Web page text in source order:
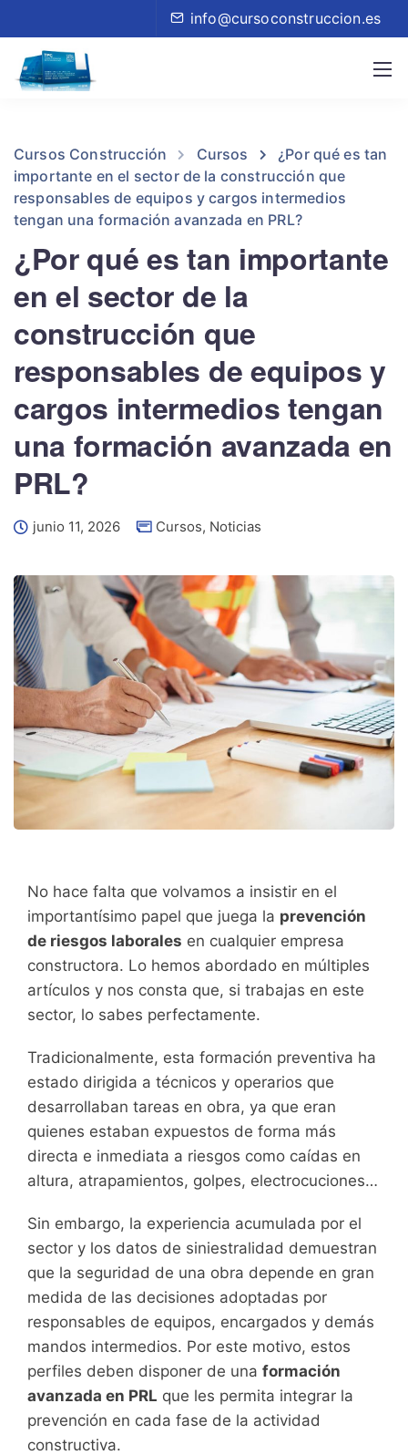
info@cursoconstruccion.es
Cursos Construcción Cursos
¿Por qué es tan
importante en el sector de la construcción que
responsables de equipos y cargos intermedios
tengan una formación avanzada en PRL?
¿Por qué es tan importante
en el sector de la
construcción que
responsables de equipos y
cargos intermedios tengan
una formación avanzada en
PRL?
junio 11, 2026 Cursos, Noticias
No hace falta que volvamos a insistir en el
importantísimo papel que juega la prevención
de riesgos laborales en cualquier empresa
constructora. Lo hemos abordado en múltiples
artículos y nos consta que, si trabajas en este
sector, lo sabes perfectamente.
Tradicionalmente, esta formación preventiva ha
estado dirigida a técnicos y operarios que
desarrollaban tareas en obra, ya que eran
quienes estaban expuestos de forma más
directa e inmediata a riesgos como caídas en
altura, atrapamientos, golpes, electrocuciones…
Sin embargo, la experiencia acumulada por el
sector y los datos de siniestralidad demuestran
que la seguridad de una obra depende en gran
medida de las decisiones adoptadas por
responsables de equipos, encargados y demás
mandos intermedios. Por este motivo, estos
perfiles deben disponer de una formación
avanzada en PRL que les permita integrar la
prevención en cada fase de la actividad
constructiva.